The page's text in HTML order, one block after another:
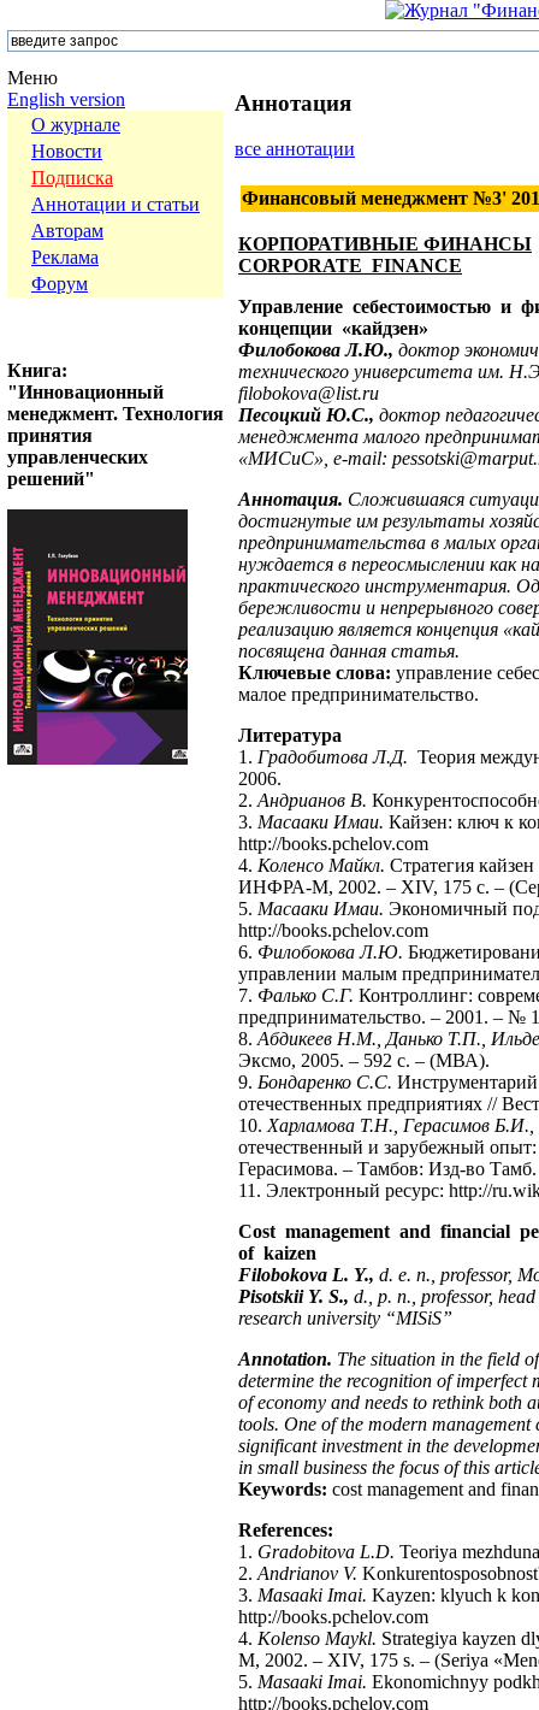
Меню
English version
О журнале
Новости
Подписка
Аннотации и статьи
Авторам
Реклама
Форум
Книга:
"Инновационный
менеджмент. Технология
принятия
управленческих
решений"
Аннотация
все аннотации
Финансовый менеджмент №3'
КОРПОРАТИВНЫЕ ФИНАНСЫ
CORPORATE FINANCE
Управление себестоимостью и
концепции «кайдзен»
Филобокова Л.Ю., доктор
технического университета им.
filobokova@list.ru
Песоцкий Ю.С., доктор
менеджмента малого
«МИСиС», e-mail: pessotski@marput.
Аннотация. Сложившаяся
достигнутые им результаты
предпринимательства в малых
нуждается в переосмыслении как
практического инструментария.
бережливости и непрерывного
реализацию является концепция
посвящена данная статья.
Ключевые слова: управление
малое предпринимательство.
Литература
1. Градобитова Л.Д. Теория
2006.
2.Андрианов В.
3. Масааки Имаи. Кайзен: ключ к
http://books.pchelov.com
4. Коленсо Майкл. Стратегия
ИНФРА-М, 2002. – XIV, 175 с. –
5. Масааки Имаи. Экономичный
http://books.pchelov.com
6. Филобокова Л.Ю.
управлении малым
7. Фалько С.Г. Контроллинг:
предпринимательство. – 2001. – №
8.Абдикеев Н.М., Данько Т.П.,
Эксмо, 2005. – 592 с. – (МВА).
9. Бондаренко С.С.
отечественных предприятиях //
10.Харламова Т.Н., Герасимов
отечественный и зарубежный
Герасимова. – Тамбов: Изд-во Тамб.
11. Электронный ресурс: http://
Cost management and financial
of kaizen
Filobokova L. Y., d. e. n., professor,
Pisotskii Y. S., d., p. n., professor,
research university “MISiS”
Annotation. The situation in the field
determine the recognition of imperfect
of economy and needs to rethink both
tools. One of the modern
significant investment in the
in small business the focus of this
Keywords: cost management and
References:
1. Gradobitova L.D. Teoriya
2.Andrianov V.
3. Masaaki Imai. Kayzen: klyuch k
http://books.pchelov.com
4. Kolenso Maykl. Strategiya kayzen
M, 2002. – XIV, 175 s. – (Seriya
5. Masaaki Imai. Ekonomichnyy
http://books.pchelov.com